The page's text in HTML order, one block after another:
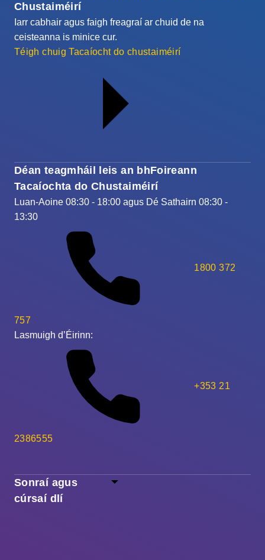
Sonraí agus
cúrsaí dlí
Chustaiméirí
Iarr cabhair agus faigh freagraí ar chuid de na
ceisteanna is minice cur.
Téigh chuig Tacaíocht do chustaiméirí
Déan teagmháil leis an bhFoireann
Tacaíochta do Chustaiméirí
Luan-Aoine 08:30 - 18:00 agus Dé Sathairn 08:30 -
13:30
1800 372
757
Lasmuigh d’Éirinn:
+353 21
2386555